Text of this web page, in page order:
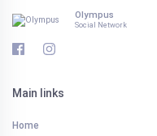
Olympus
Social Network
Main links
Home